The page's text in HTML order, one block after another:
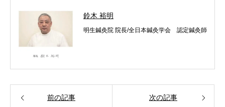
鈴木 裕明
明生鍼灸院 院長/全日本鍼灸学会 認定鍼灸師
前の記事 次の記事